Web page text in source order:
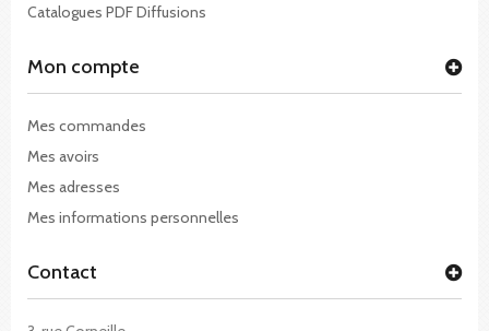
Catalogues PDF Diffusions
Mon compte
Mes commandes
Mes avoirs
Mes adresses
Mes informations personnelles
Contact